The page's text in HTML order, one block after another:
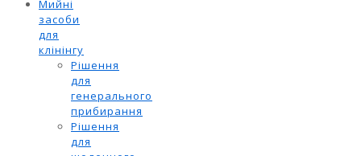
Мийні
засоби
для
клінінгу
Рішення
для
генерального
прибирання
Рішення
для